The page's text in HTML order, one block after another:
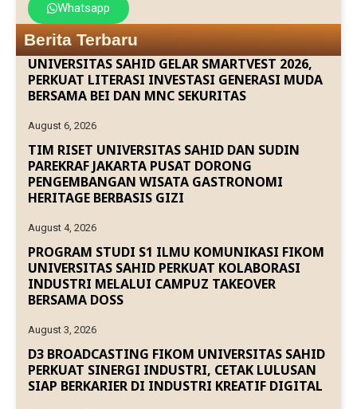
Whatsapp
Berita Terbaru
UNIVERSITAS SAHID GELAR SMARTVEST 2026,
PERKUAT LITERASI INVESTASI GENERASI MUDA
BERSAMA BEI DAN MNC SEKURITAS
August 6, 2026
TIM RISET UNIVERSITAS SAHID DAN SUDIN
PAREKRAF JAKARTA PUSAT DORONG
PENGEMBANGAN WISATA GASTRONOMI
HERITAGE BERBASIS GIZI
August 4, 2026
PROGRAM STUDI S1 ILMU KOMUNIKASI FIKOM
UNIVERSITAS SAHID PERKUAT KOLABORASI
INDUSTRI MELALUI CAMPUZ TAKEOVER
BERSAMA DOSS
August 3, 2026
D3 BROADCASTING FIKOM UNIVERSITAS SAHID
PERKUAT SINERGI INDUSTRI, CETAK LULUSAN
SIAP BERKARIER DI INDUSTRI KREATIF DIGITAL